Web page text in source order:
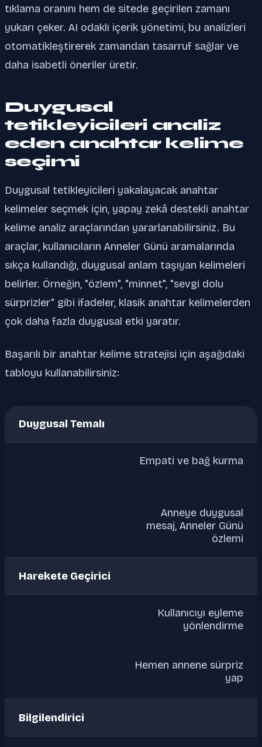
tıklama oranını hem de sitede geçirilen zamanı
yukarı çeker. AI odaklı içerik yönetimi, bu analizleri
otomatikleştirerek zamandan tasarruf sağlar ve
daha isabetli öneriler üretir.
Duygusal
tetikleyicileri analiz
eden anahtar kelime
seçimi
Duygusal tetikleyicileri yakalayacak anahtar
kelimeler seçmek için, yapay zekâ destekli anahtar
kelime analiz araçlarından yararlanabilirsiniz. Bu
araçlar, kullanıcıların Anneler Günü aramalarında
sıkça kullandığı, duygusal anlam taşıyan kelimeleri
belirler. Örneğin, "özlem", "minnet", "sevgi dolu
sürprizler" gibi ifadeler, klasik anahtar kelimelerden
çok daha fazla duygusal etki yaratır.
Başarılı bir anahtar kelime stratejisi için aşağıdaki
tabloyu kullanabilirsiniz:
Duygusal Temalı
Empati ve bağ kurma
Anneye duygusal
mesaj, Anneler Günü
özlemi
Harekete Geçirici
Kullanıcıyı eyleme
yönlendirme
Hemen annene sürpriz
yap
Bilgilendirici